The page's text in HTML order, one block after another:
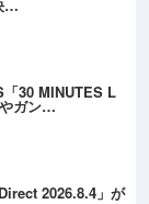
…
「30 MINUTES L
ガン…
2026.8.4」が